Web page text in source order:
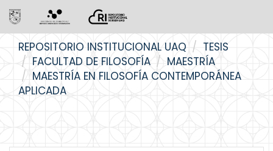
navigation
REPOSITORIO INSTITUCIONAL UAQ
TESIS
FACULTAD DE FILOSOFÍA
MAESTRÍA
MAESTRÍA EN FILOSOFÍA CONTEMPORÁNEA
APLICADA